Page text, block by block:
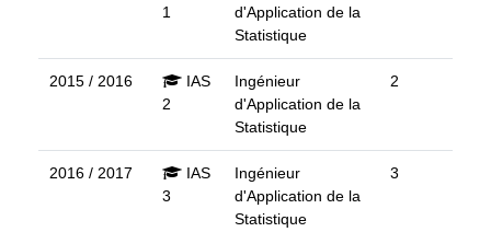
1
d'Application de la
Statistique
2015 / 2016
IAS
2
Ingénieur
d'Application de la
Statistique
2
2016 / 2017
IAS
3
Ingénieur
d'Application de la
Statistique
3